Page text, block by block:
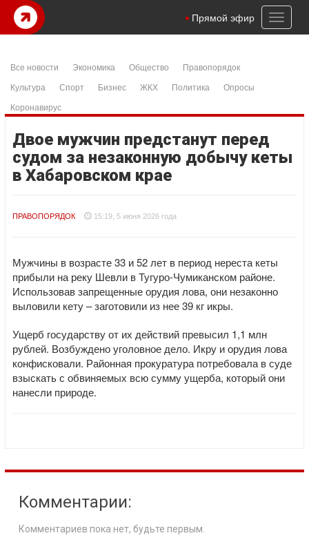
Toggle
Прямой эфир
Все новости Экономика Общество
Правопорядок
Культура
Спорт Бизнес ЖКХ Политика
Опросы
Коронавирус
Двое мужчин предстанут перед
судом за незаконную добычу кеты
в Хабаровском крае
ПРАВОПОРЯДОК 15:19, 5 июня 2026 года
Мужчины в возрасте 33 и 52 лет в период нереста кеты
прибыли на реку Шевли в Тугуро-Чумиканском районе.
Использовав запрещенные орудия лова, они незаконно
выловили кету – заготовили из нее 39 кг икры.
Ущерб государству от их действий превысил 1,1 млн
рублей. Возбуждено уголовное дело. Икру и орудия лова
конфисковали. Районная прокуратура потребовала в суде
взыскать с обвиняемых всю сумму ущерба, который они
нанесли природе.
Комментарии:
Комментариев пока нет, будьте первым.